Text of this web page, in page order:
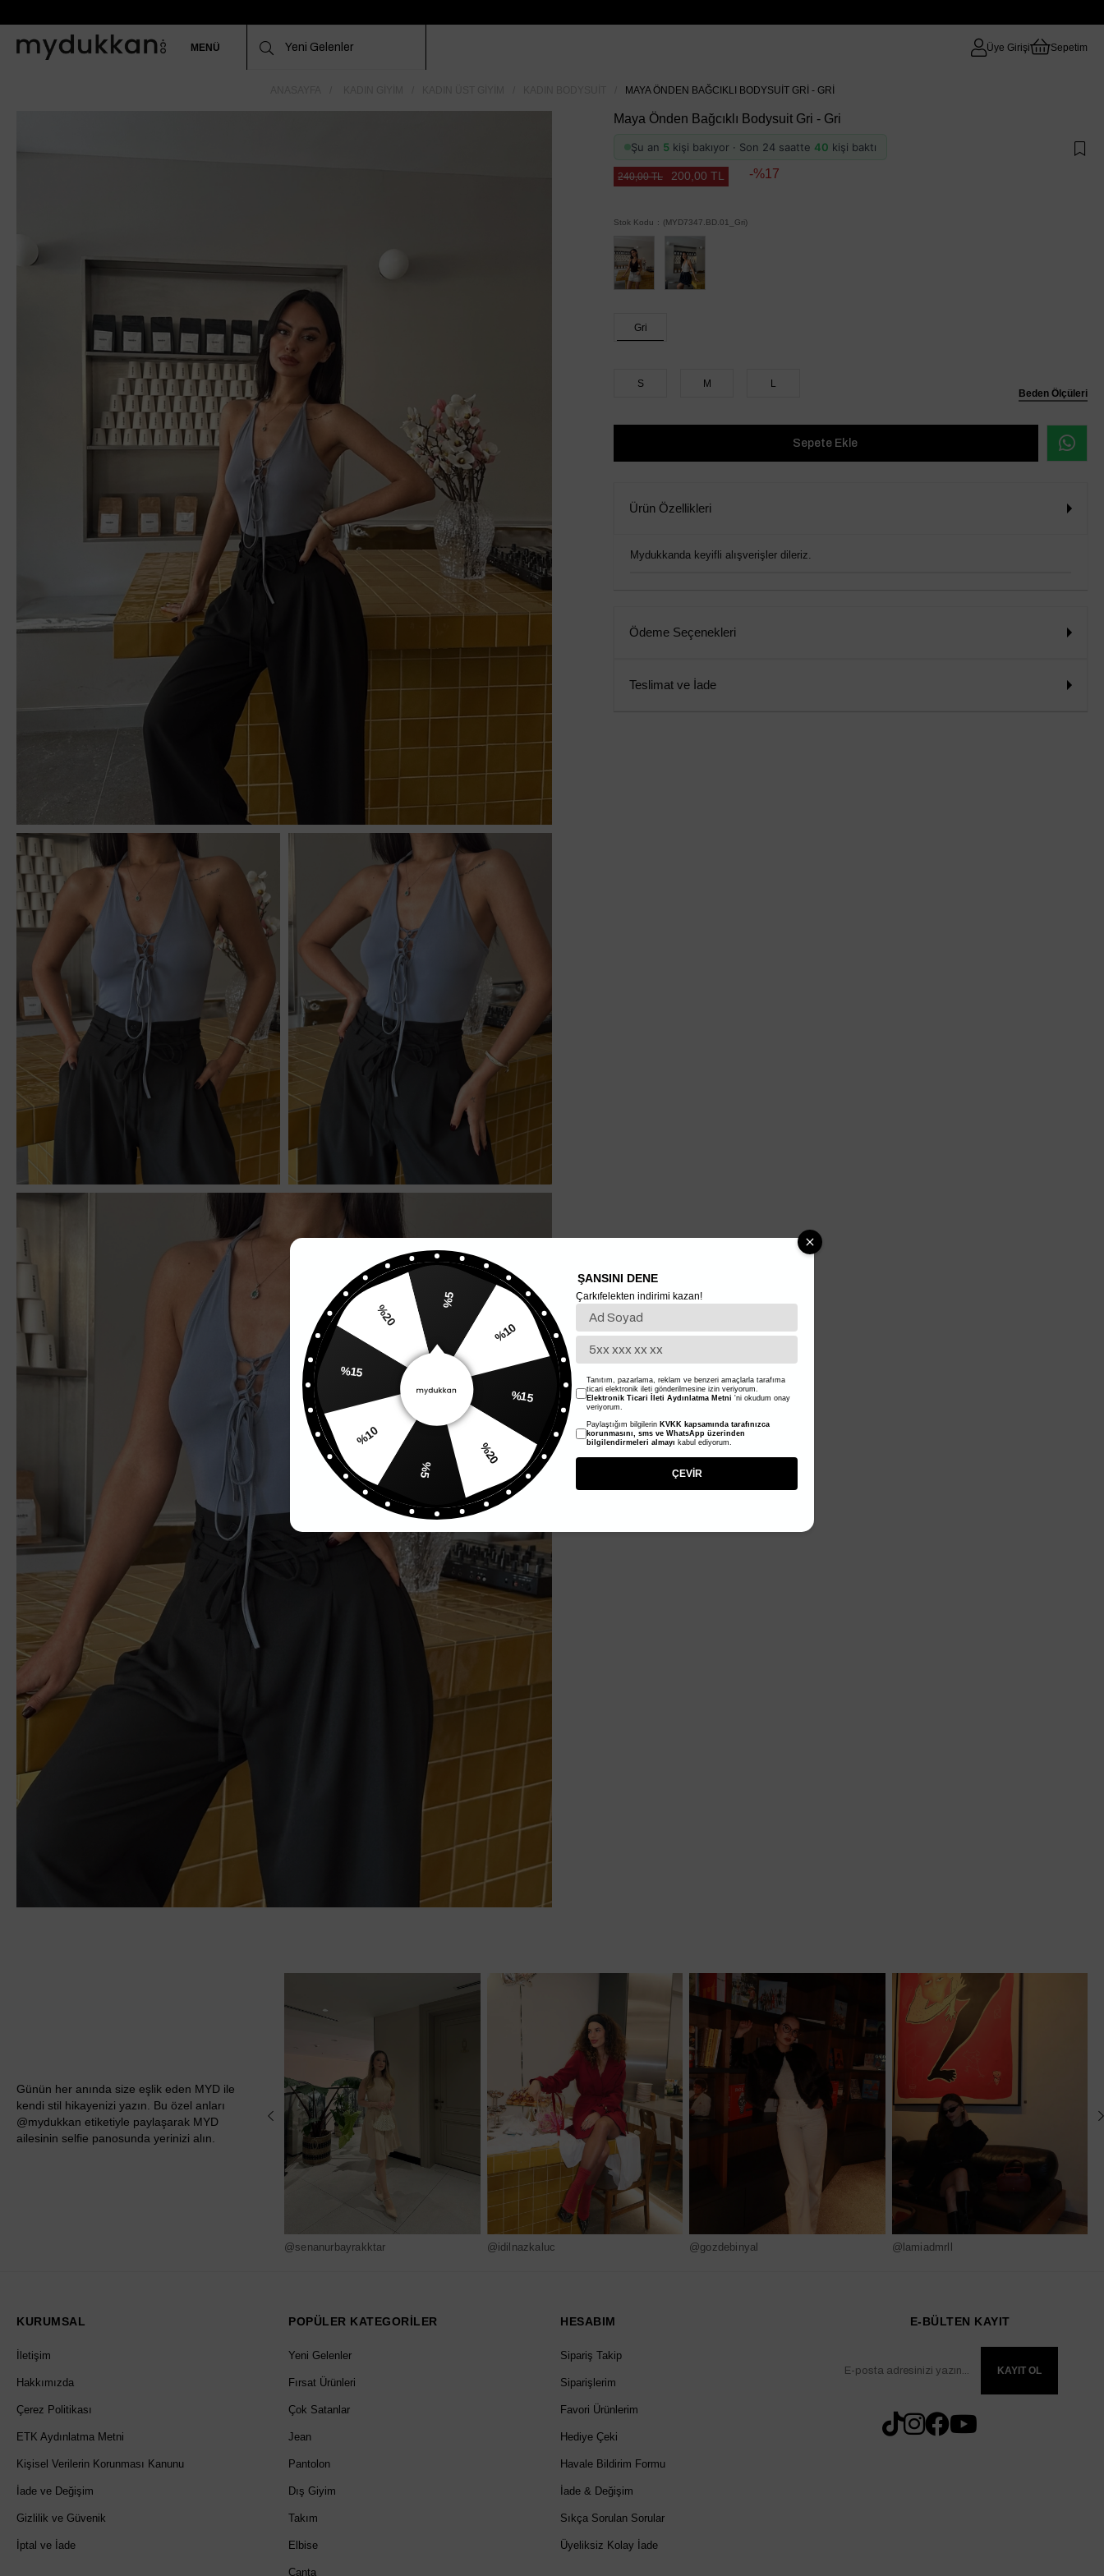
MENÜ Üye Girişi Sepetim
MAYA ÖNDEN BAĞCIKLI BODYSUIT GRI - GRI
Maya Önden Bağcıklı Bodysuit Gri - Gri
Şu an 5 kişi bakıyor · Son 24 saatte 40 kişi baktı
240,00 TL 200,00 TL 17
Stok Kodu (MYD7347.BD.01_Gri)
Beden Ölçüleri
Gri
S M L
Ürün Özellikleri
Mydukkanda keyifli alışverişler dileriz.
Ödeme Seçenekleri
Teslimat ve İade
Günün her anında size eşlik eden MYD ile
kendi stil hikayenizi yazın. Bu özel anları
@mydukkan etiketiyle paylaşarak MYD
ailesinin selfie panosunda yerinizi alın.
@senanurbayrakktar @idilnazkaluc @gozdebinyal @lamiadmrll
KURUMSAL
İletişim
Hakkımızda
Çerez Politikası
ETK Aydınlatma Metni
Kişisel Verilerin Korunması Kanunu
İade ve Değişim
Gizlilik ve Güvenik
İptal ve İade
POPÜLER KATEGORİLER
Yeni Gelenler
Fırsat Ürünleri
Çok Satanlar
Jean
Pantolon
Dış Giyim
Takım
Elbise
Çanta
HESABIM
Sipariş Takip
Siparişlerim
Favori Ürünlerim
Hediye Çeki
Havale Bildirim Formu
İade & Değişim
Sıkça Sorulan Sorular
Üyeliksiz Kolay İade
E-BÜLTEN KAYIT
KAYIT OL
%10
%20
%10
ŞANSINI DENE
Çarkıfelekten indirimi kazan!
Tanıtım, pazarlama, reklam ve benzeri amaçlarla tarafıma
ticari elektronik ileti gönderilmesine izin veriyorum.
Elektronik Ticari İleti Aydınlatma Metni 'ni okudum onay
veriyorum.
Paylaştığım bilgilerin KVKK kapsamında tarafınızca
korunmasını, sms ve WhatsApp üzerinden
bilgilendirmeleri almayı kabul ediyorum.
ÇEVİR